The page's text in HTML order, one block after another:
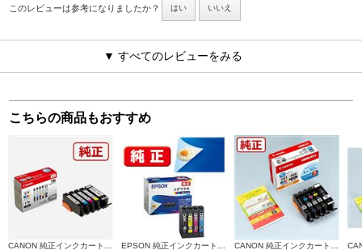
このレビューは参考になりましたか？ はい いいえ
▼ すべてのレビューをみる
こちらの商品もおすすめ